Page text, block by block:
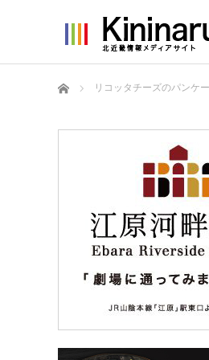
ホーム リコッタチーズのパンケ